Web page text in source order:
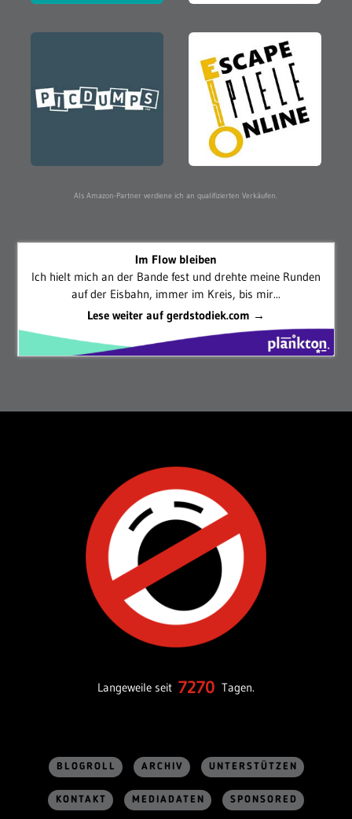
Als Amazon-Partner verdiene ich an qualifizierten Verkäufen.
Im Flow bleiben
Ich hielt mich an der Bande fest und drehte meine Runden
auf der Eisbahn, immer im Kreis, bis mir...
Lese weiter auf gerdstodiek.com →
Langeweile seit 7270 Tagen.
BLOGROLL ARCHIV UNTERSTÜTZEN
KONTAKT MEDIADATEN SPONSORED